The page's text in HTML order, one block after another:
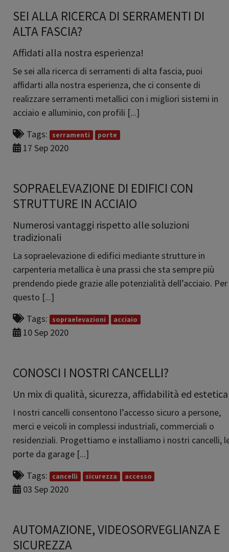
SEI ALLA RICERCA DI SERRAMENTI DI
ALTA FASCIA?
Affidati alla nostra esperienza!
Se sei alla ricerca di serramenti di alta fascia, puoi
affidarti alla nostra esperienza, che ci consente di
realizzare serramenti metallici con i migliori sistemi in
acciaio e alluminio, con profili [...]
Tags:
serramenti porte
17 Sep 2020
SOPRAELEVAZIONE DI EDIFICI CON
STRUTTURE IN ACCIAIO
Numerosi vantaggi rispetto alle soluzioni
tradizionali
La sopraelevazione di edifici mediante strutture in
carpenteria metallica è una prassi che sta sempre più
prendendo piede grazie alle potenzialità dell’acciaio. Per
questo [...]
Tags:
sopraelevazioni acciaio
10 Sep 2020
CONOSCI I NOSTRI CANCELLI?
Un mix di qualità, sicurezza, affidabilità ed
I nostri cancelli consentono l’accesso sicuro a persone,
merci e veicoli in complessi industriali, commerciali o
residenziali. Progettiamo e installiamo i nostri cancelli,
porte da garage [...]
Tags:
cancelli sicurezza accesso
03 Sep 2020
AUTOMAZIONE, VIDEOSORVEGLIANZA E
SICUREZZA